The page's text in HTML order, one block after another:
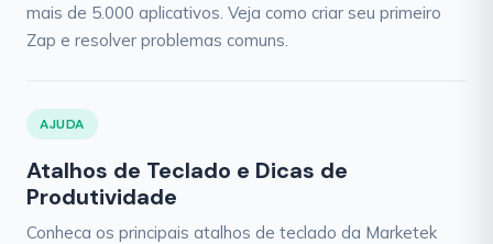
mais de 5.000 aplicativos. Veja como criar seu primeiro
Zap e resolver problemas comuns.
AJUDA
Atalhos de Teclado e Dicas de
Produtividade
Conheca os principais atalhos de teclado da Marketek